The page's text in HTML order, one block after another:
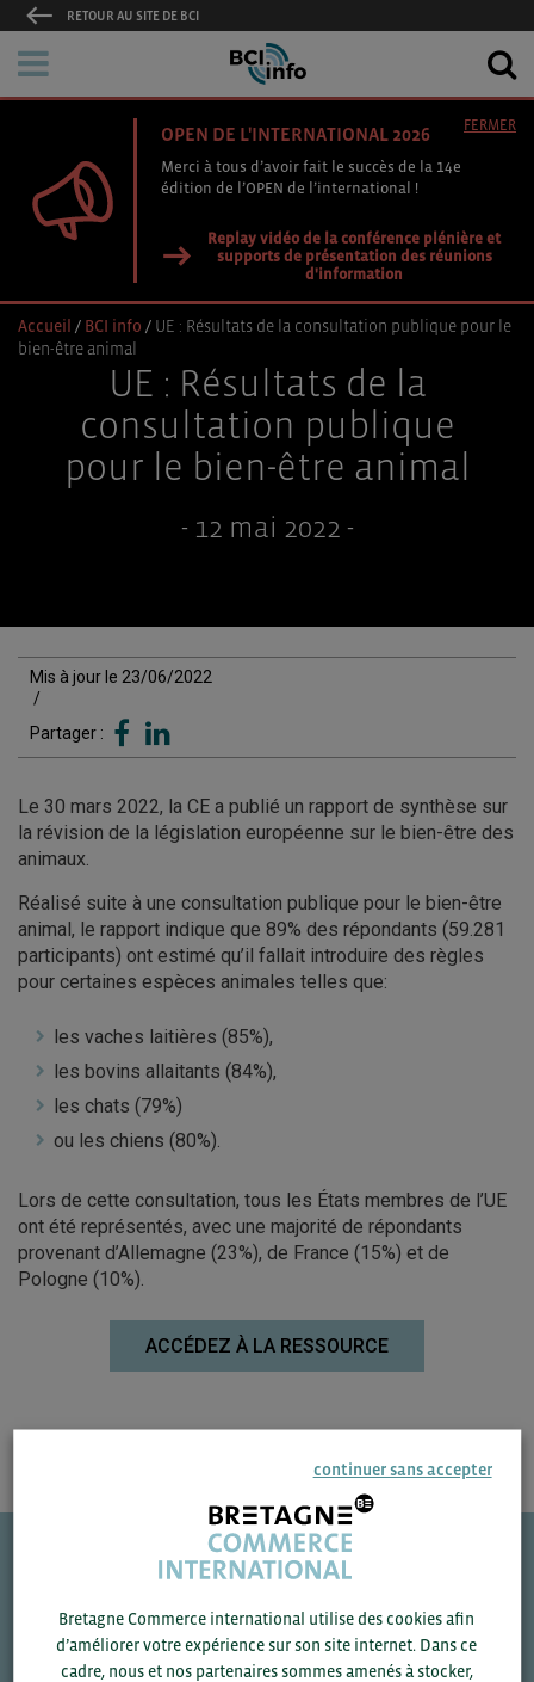
RETOUR AU SITE DE BCI
OPEN DE L'INTERNATIONAL 2026
Merci à tous d’avoir fait le succès de la 14e
édition de l’OPEN de l’international !
Replay vidéo de la conférence plénière et
supports de présentation des réunions
d'information
FERMER
Accueil / BCI info / UE : Résultats de la consultation publique pour le
bien-être animal
UE : Résultats de la
consultation publique
pour le bien-être animal
- 12 mai 2022 -
Mis à jour le 23/06/2022
/
Partager :
Le 30 mars 2022, la CE a publié un rapport de synthèse sur
la révision de la législation européenne sur le bien-être des
animaux.
Réalisé suite à une consultation publique pour le bien-être
animal, le rapport indique que 89% des répondants (59.281
participants) ont estimé qu’il fallait introduire des règles
pour certaines espèces animales telles que:
les vaches laitières (85%),
les bovins allaitants (84%),
les chats (79%)
ou les chiens (80%).
Lors de cette consultation, tous les États membres de l’UE
ont été représentés, avec une majorité de répondants
provenant d’Allemagne (23%), de France (15%) et de
Pologne (10%).
ACCÉDEZ À LA RESSOURCE
VOS CONTACTS
continuer sans accepter
Bretagne Commerce international utilise des cookies afin
d’améliorer votre expérience sur son site internet. Dans ce
cadre, nous et nos partenaires sommes amenés à stocker,